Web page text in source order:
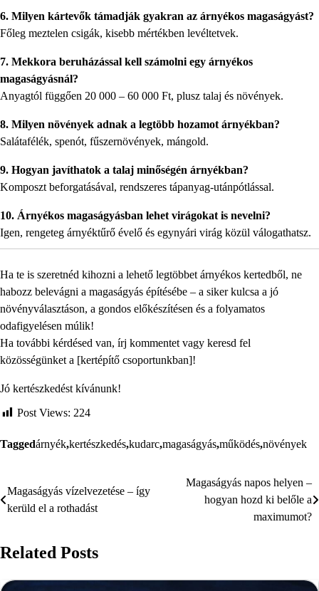
6. Milyen kártevők támadják gyakran az árnyékos magaságyást?
Főleg meztelen csigák, kisebb mértékben levéltetvek.
7. Mekkora beruházással kell számolni egy árnyékos
magaságyásnál?
Anyagtól függően 20 000 – 60 000 Ft, plusz talaj és növények.
8. Milyen növények adnak a legtöbb hozamot árnyékban?
Salátafélék, spenót, fűszernövények, mángold.
9. Hogyan javíthatok a talaj minőségén árnyékban?
Komposzt beforgatásával, rendszeres tápanyag-utánpótlással.
10. Árnyékos magaságyásban lehet virágokat is nevelni?
Igen, rengeteg árnyéktűrő évelő és egynyári virág közül válogathatsz.
Ha te is szeretnéd kihozni a lehető legtöbbet árnyékos kertedből, ne
habozz belevágni a magaságyás építésébe – a siker kulcsa a jó
növényválasztáson, a gondos előkészítésen és a folyamatos
odafigyelésen múlik!
Ha további kérdésed van, írj kommentet vagy keresd fel
közösségünket a [kertépítő csoportunkban]!
Jó kertészkedést kívánunk!
Post Views: 224
Taggedárnyék,kertészkedés,kudarc,magaságyás,működés,növények
Bejegyzés
navigáció
Magaságyás vízelvezetése – így
kerüld el a rothadást
Magaságyás napos helyen –
hogyan hozd ki belőle a
maximumot?
Related Posts